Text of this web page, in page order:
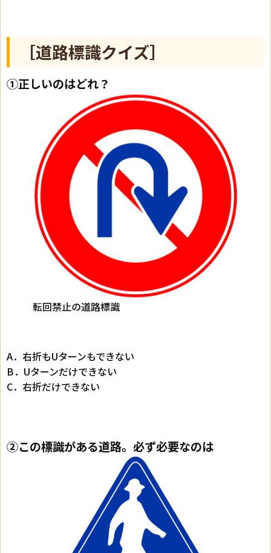
［道路標識クイズ］
①正しいのはどれ？
転回禁止の道路標識
A．右折もUターンもできない
B．Uターンだけできない
C．右折だけできない
②この標識がある道路。必ず必要なのは